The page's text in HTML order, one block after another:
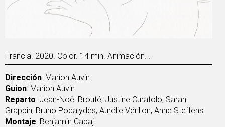
Francia. 2020. Color. 14 min. Animación. .
Dirección: Marion Auvin.
Guion: Marion Auvin.
Reparto: Jean-Noël Brouté; Justine Curatolo; Sarah
Grappin; Bruno Podalydès; Aurélie Vérillon; Anne Steffens.
Montaje: Benjamin Cabaj.